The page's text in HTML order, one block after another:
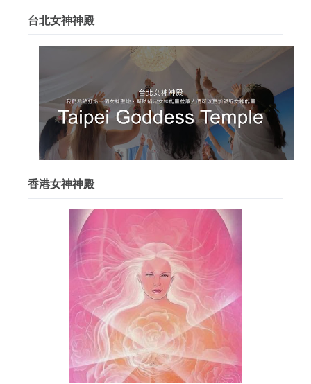
台北女神神殿
香港女神神殿